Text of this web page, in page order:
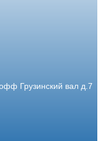
Грузинский вал д.7